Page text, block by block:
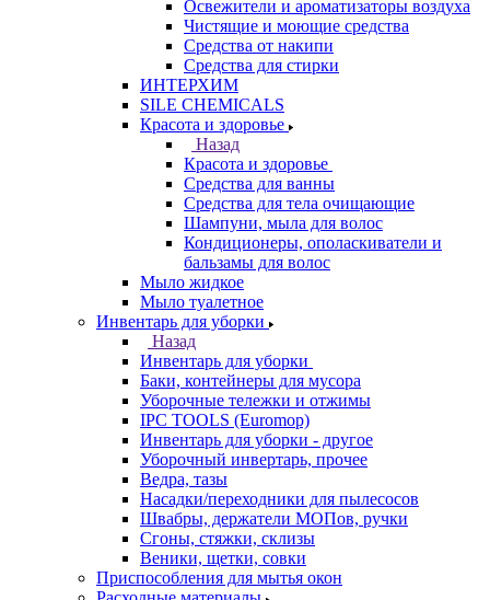
Освежители и ароматизаторы воздуха
Чистящие и моющие средства
Средства от накипи
Средства для стирки
ИНТЕРХИМ
SILE CHEMICALS
Красота и здоровье
Назад
Красота и здоровье
Средства для ванны
Средства для тела очищающие
Шампуни, мыла для волос
Кондиционеры, ополаскиватели и
бальзамы для волос
Мыло жидкое
Мыло туалетное
Инвентарь для уборки
Назад
Инвентарь для уборки
Баки, контейнеры для мусора
Уборочные тележки и отжимы
IPC TOOLS (Euromop)
Инвентарь для уборки - другое
Уборочный инвертарь, прочее
Ведра, тазы
Насадки/переходники для пылесосов
Швабры, держатели МОПов, ручки
Сгоны, стяжки, склизы
Веники, щетки, совки
Приспособления для мытья окон